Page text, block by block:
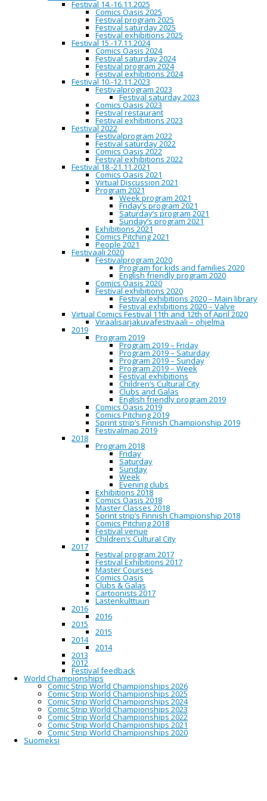
Festival 14.-16.11.2025
Comics Oasis 2025
Festival program 2025
Festival saturday 2025
Festival exhibitions 2025
Festival 15.-17.11.2024
Comics Oasis 2024
Festival saturday 2024
Festival program 2024
Festival exhibitions 2024
Festival 10.-12.11.2023
Festivalprogram 2023
Festival saturday 2023
Comics Oasis 2023
Festival restaurant
Festival exhibitions 2023
Festival 2022
Festivalprogram 2022
Festival saturday 2022
Comics Oasis 2022
Festival exhibitions 2022
Festival 18.-21.11.2021
Comics Oasis 2021
Virtual Discussion 2021
Program 2021
Week program 2021
Friday’s program 2021
Saturday’s program 2021
Sunday’s program 2021
Exhibitions 2021
Comics Pitching 2021
People 2021
Festivaali 2020
Festivalprogram 2020
Program for kids and families 2020
English friendly program 2020
Comics Oasis 2020
Festival exhibitions 2020
Festival exhibitions 2020 – Main library
Festival exhibitions 2020 – Valve
Virtual Comics Festival 11th and 12th of April 2020
Viraalisarjakuvafestivaali – ohjelma
2019
Program 2019
Program 2019 – Friday
Program 2019 – Saturday
Program 2019 – Sunday
Program 2019 – Week
Festival exhibitions
Children’s Cultural City
Clubs and Galas
English friendly program 2019
Comics Oasis 2019
Comics Pitching 2019
Sprint strip’s Finnish Championship 2019
Festivalmap 2019
2018
Program 2018
Friday
Saturday
Sunday
Week
Evening clubs
Exhibitions 2018
Comics Oasis 2018
Master Classes 2018
Sprint strip’s Finnish Championship 2018
Comics Pitching 2018
Festival venue
Children’s Cultural City
2017
Festival program 2017
Festival Exhibitions 2017
Master Courses
Comics Oasis
Clubs & Galas
Cartoonists 2017
Lastenkulttuuri
2016
2016
2015
2015
2014
2014
2013
2012
Festival feedback
World Championships
Comic Strip World Championships 2026
Comic Strip World Championships 2025
Comic Strip World Championships 2024
Comic Strip World Championships 2023
Comic Strip World Championships 2022
Comic Strip World Championships 2021
Comic Strip World Championships 2020
Suomeksi
2020
Vanha kunnon Jaska Jokunen –
Tenavat 60 vuotta Suomessa
10:00 - 20:00Valvegalleria | Valve gallery,
Hallituskatu 7, Oulu
Näyttely jouduttiin keskeyttämään 31.11.2020!
Jaska Jokunen löysi tiensä suomalaisten sydämiin
60 vuotta sitten. Pallopäisen pikkupojan
suomenkielisen nimen keksi hahmoon ihastunut
Aatos Erkko itse.Charles M. Schulzin
sanomalehtisarjakuvien ehdoton klassikko, joka
ilmestyi vuosina 1950–2000.
Suomessa Tenavat alkoi ilmestyä vuonna 1959
Ilta-Sanomissa ja saman kustantajan
Viikkosanomissa. Ilta-Sanomat julkaisee Tenavia
edelleen, ja lehden sarjakuvatoimittaja ja
Tenavien kääntäjä Juhani Tolvanen kokosi
näyttelyn sen kunniaksi, että sarjakuva on
ilmestynyt Suomessa 60 vuotta.
Lisänä näyttelyssä on suomalaisten
sarjakuvantekijöiden Tenavat-tribuuttistrippejä,
jotka ilmestyivät Ilta-Sanomien kuukauden
kotimaisena sarjakuvana marraskuussa 2019.
Näyttelyn on koonnut elämäntyönsä Tenavien
parissa tehnyt sarjakuvaneuvos Juhani Tolvanen.
Hän on kääntänyt kaikki Ilta-Sanomissa julkaistut
Tenavat vuosina 1979–2019.
Wed
Nov
Anu ja Jari Terho: Mukula -
parasta vuosikertaa
10:00 - 20:00Valvegalleria | Valve gallery,
Hallituskatu 7, Oulu
Näyttely jouduttiin keskeyttämään 31.11.2020!
Mukula on seikkaillut sanomalehdissä lähes 10
vuotta. Sarjan kolmas sarjakuvakirja
parasta vuosikertaa(omakustanne, 2020) ilmestyy
Oulun Sarjakuvafestivaalilla.
Kulttuuritalo Valveella esillä olevaan näyttelyyn
on koottu otteita Simon elämästä uuden vuoden
lupauksista joulun pettymyksiin ja
aurinkomatkoista kuumatkoihin.
Meille selviää vastauksia kysymyksiin, joita emme
ole ymmärtäneet esittää. Mitä onkaan
paukkupakkanen? Entä koulukiusaus tai
korvasieni? Voiko läppäriin pyyhkiä?
18
Nov
2020
Mon
30
Nov
2020
Minun kotiseutuni -
Pohjoispohjalaisten lasten
sarjakuvia -näyttely
10:00 - 20:00